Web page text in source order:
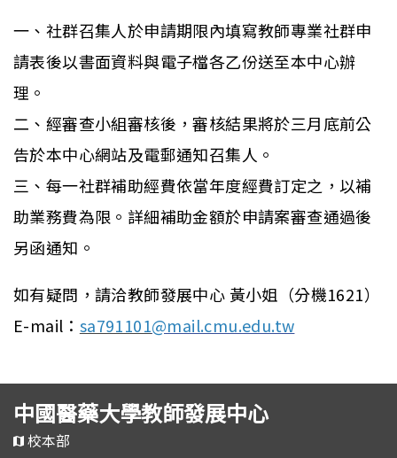
一、社群召集人於申請期限內填寫教師專業社群申
請表後以書面資料與電子檔各乙份送至本中心辦
理。
二、經審查小組審核後，審核結果將於三月底前公
告於本中心網站及電郵通知召集人。
三、每一社群補助經費依當年度經費訂定之，以補
助業務費為限。詳細補助金額於申請案審查通過後
另函通知。
如有疑問，請洽教師發展中心 黃小姐（分機1621）
E-mail： sa791101@mail.cmu.edu.tw
中國醫藥大學教師發展中心
校本部